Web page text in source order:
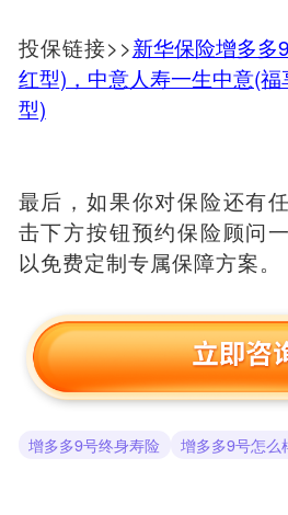
投保链接>>新华保险增多多
红型)，中意人寿一生中意(
型)
最后，如果你对保险还有
击下方按钮预约保险顾问
以免费定制专属保障方案。
增多多9号终身寿险 增多多9号怎么